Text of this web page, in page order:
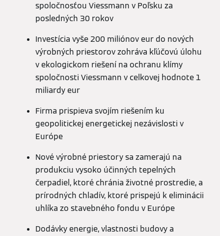
spoločnosťou Viessmann v Poľsku za
posledných 30 rokov
Investícia vyše 200 miliónov eur do nových
výrobných priestorov zohráva kľúčovú úlohu
v ekologickom riešení na ochranu klímy
spoločnosti Viessmann v celkovej hodnote 1
miliardy eur
Firma prispieva svojím riešením ku
geopolitickej energetickej nezávislosti v
Európe
Nové výrobné priestory sa zamerajú na
produkciu vysoko účinných tepelných
čerpadiel, ktoré chránia životné prostredie, a
prírodných chladív, ktoré prispejú k eliminácii
uhlíka zo stavebného fondu v Európe
Dodávky energie, vlastnosti budovy a